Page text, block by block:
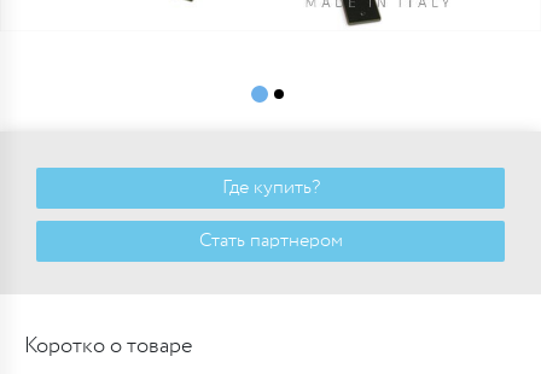
Где купить?
Стать партнером
Коротко о товаре